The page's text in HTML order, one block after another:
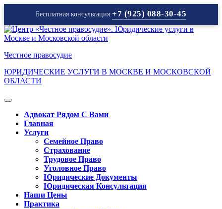
Бесплатная консультация:+7 (925) 088-30-45
Перейти
к
Честное правосудие
ЮРИДИЧЕСКИЕ УСЛУГИ В МОСКВЕ И МОСКОВСКОЙ
ОБЛАСТИ
Кнопка
ОткрытьАдвокат Рядом С Вами
Главная
Услуги
Семейное Право
Страхование
Трудовое Право
Уголовное Право
Юридические Документы
Юридическая Консультация
Наши Цены
Практика